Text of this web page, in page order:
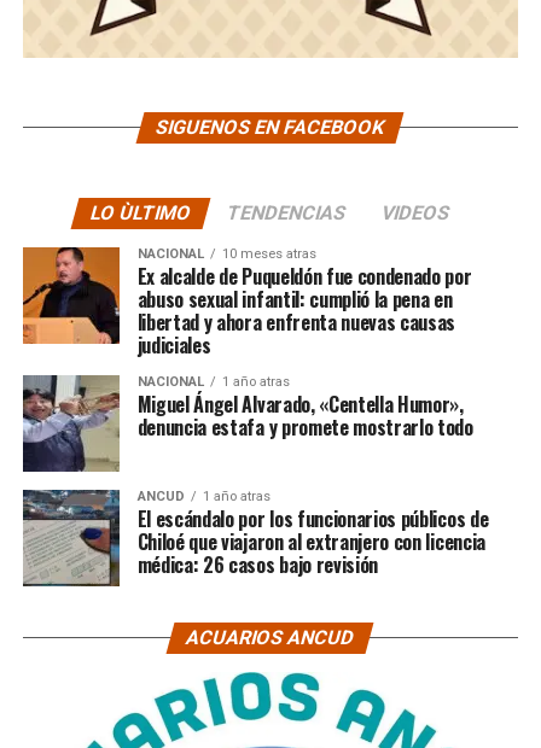
SIGUENOS EN FACEBOOK
LO ÙLTIMO TENDENCIAS VIDEOS
NACIONAL 10 meses atras
Ex alcalde de Puqueldón fue condenado por
abuso sexual infantil: cumplió la pena en
libertad y ahora enfrenta nuevas causas
judiciales
NACIONAL 1 año atras
Miguel Ángel Alvarado, «Centella Humor»,
denuncia estafa y promete mostrarlo todo
ANCUD 1 año atras
El escándalo por los funcionarios públicos de
Chiloé que viajaron al extranjero con licencia
médica: 26 casos bajo revisión
ACUARIOS ANCUD